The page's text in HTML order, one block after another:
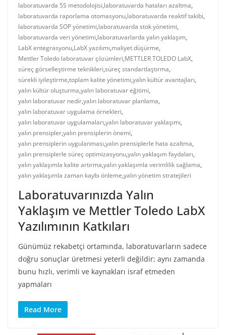
laboratuvarda 5S metodolojisi,laboratuvarda hataları azaltma,
laboratuvarda raporlama otomasyonu,laboratuvarda reaktif takibi,
laboratuvarda SOP yönetimi,laboratuvarda stok yönetimi,
laboratuvarda veri yönetimi,laboratuvarlarda yalın yaklaşım,
LabX entegrasyonu,LabX yazılımı,maliyet düşürme,
Mettler Toledo laboratuvar çözümleri,METTLER TOLEDO LabX,
süreç görselleştirme teknikleri,süreç standartlaştırma,
sürekli iyileştirme,toplam kalite yönetimi,yalın kültür avantajları,
yalın kültür oluşturma,yalın laboratuvar eğitimi,
yalın laboratuvar nedir,yalın laboratuvar planlama,
yalın laboratuvar uygulama örnekleri,
yalın laboratuvar uygulamaları,yalın laboratuvar yaklaşımı,
yalın prensipler,yalın prensiplerin önemi,
yalın prensiplerin uygulanması,yalın prensiplerle hata azaltma,
yalın prensiplerle süreç optimizasyonu,yalın yaklaşım faydaları,
yalın yaklaşımla kalite artırma,yalın yaklaşımla verimlilik sağlama,
yalın yaklaşımla zaman kaybı önleme,yalın yönetim stratejileri
Laboratuvarınızda Yalın
Yaklaşım ve Mettler Toledo LabX
Yazılımının Katkıları
Günümüz rekabetçi ortamında, laboratuvarların sadece
doğru sonuçlar üretmesi yeterli değildir; aynı zamanda
bunu hızlı, verimli ve kaynakları israf etmeden
yapmaları
Read More